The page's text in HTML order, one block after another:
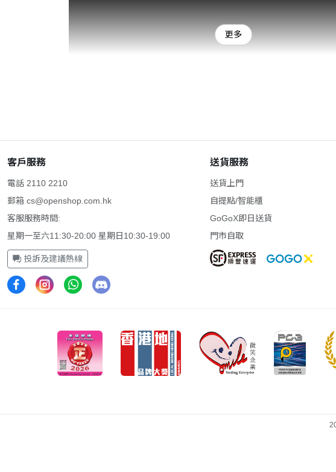
迎接瘋狂吧
在《Call of Duty®: Black Ops 7》中，Treyarch 和 Raven Software 將
具顛覆性的 Black Ops 體驗。時間來到 2035 年，世界瀕臨混亂邊緣。
更多
客戶服務
電話 2110 2210
郵箱 cs@openshop.com.hk
客服服務時間:
星期一至六11:30-20:00 星期日10:30-19:00
投訴及建議熱線
送貨服務
送貨上門
自提點/智能櫃
GoGoX即日送貨
門市自取